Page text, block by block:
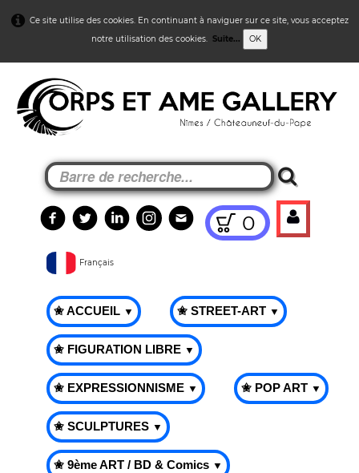
Ce site utilise des cookies. En continuant à naviguer sur ce site, vous acceptez
notre utilisation des cookies. Suite... OK
0
Français
✬ ACCUEIL ▼ ✬ STREET-ART ▼
✬ FIGURATION LIBRE ▼
✬ EXPRESSIONNISME ▼ ✬ POP ART ▼
✬ SCULPTURES ▼
✬ 9ème ART / BD & Comics ▼